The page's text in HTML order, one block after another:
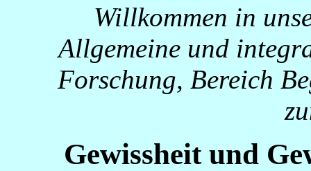
Willkommen in
Allgemeine und
Forschung, Bereich
Gewissheit und